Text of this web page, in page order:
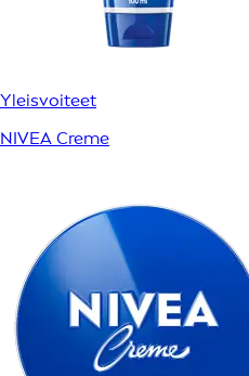
Yleisvoiteet
NIVEA Creme